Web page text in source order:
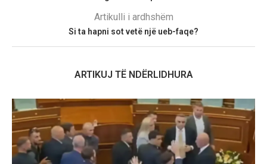
Artikulli i ardhshëm
Si ta hapni sot vetë një ueb-faqe?
ARTIKUJ TË NDËRLIDHURA